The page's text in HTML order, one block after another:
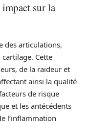
sur la
des articulations,
Cette
de la raideur et
ainsi la qualité
de risque
et les antécédents
l’inflammation